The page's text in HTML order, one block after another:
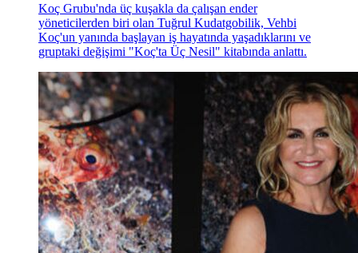
Koç Grubu'nda üç kuşakla da çalışan ender
yöneticilerden biri olan Tuğrul Kudatgobilik, Vehbi
Koç'un yanında başlayan iş hayatında yaşadıklarını ve
gruptaki değişimi "Koç'ta Üç Nesil" kitabında anlattı.